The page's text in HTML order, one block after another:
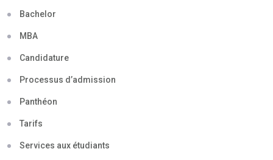
Bachelor
MBA
Candidature
Processus d’admission
Panthéon
Tarifs
Services aux étudiants